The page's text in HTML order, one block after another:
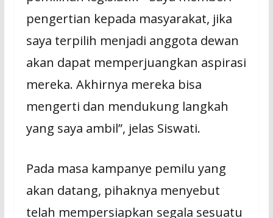
pengertian kepada masyarakat, jika
saya terpilih menjadi anggota dewan
akan dapat memperjuangkan aspirasi
mereka. Akhirnya mereka bisa
mengerti dan mendukung langkah
yang saya ambil”, jelas Siswati.
Pada masa kampanye pemilu yang
akan datang, pihaknya menyebut
telah mempersiapkan segala sesuatu